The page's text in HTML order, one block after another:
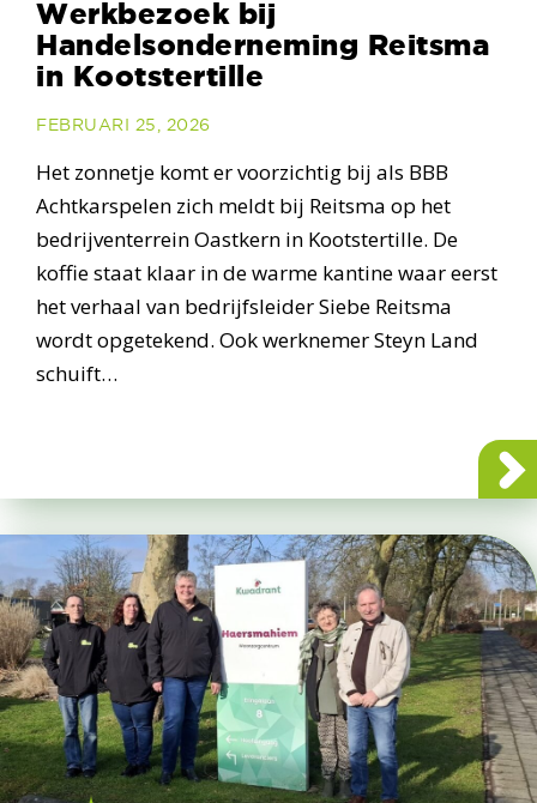
Werkbezoek bij
Handelsonderneming Reitsma
in Kootstertille
FEBRUARI 25, 2026
Het zonnetje komt er voorzichtig bij als BBB
Achtkarspelen zich meldt bij Reitsma op het
bedrijventerrein Oastkern in Kootstertille. De
koffie staat klaar in de warme kantine waar eerst
het verhaal van bedrijfsleider Siebe Reitsma
wordt opgetekend. Ook werknemer Steyn Land
schuift…